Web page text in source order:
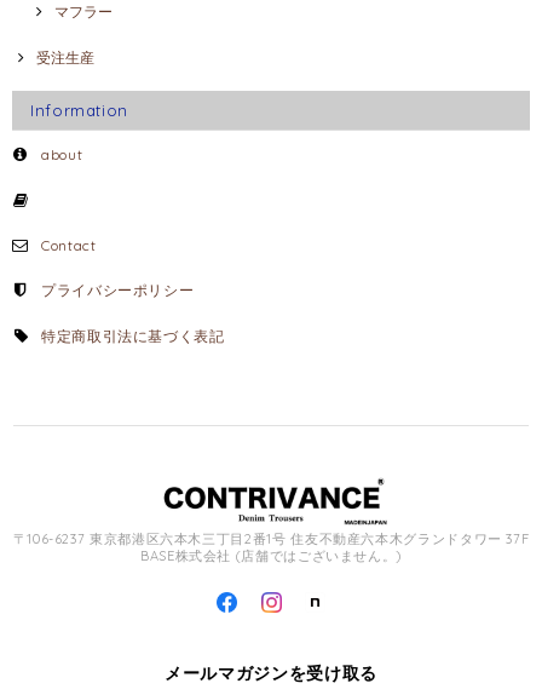
マフラー
受注生産
Information
about
Contact
プライバシーポリシー
特定商取引法に基づく表記
〒106-6237 東京都港区六本木三丁目2番1号 住友不動産六本木グランドタワー 37F
BASE株式会社 (店舗ではございません。)
メールマガジンを受け取る